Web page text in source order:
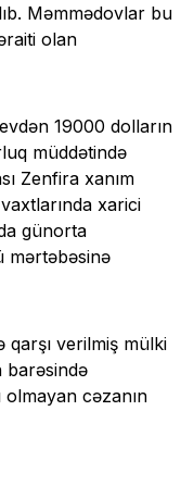
Məmmədovlar bu
olan
19000 dolların
müddətində
Zenfira xanım
xarici
günorta
mərtəbəsinə
qarşı verilmiş mülki
barəsində
olmayan cəzanın